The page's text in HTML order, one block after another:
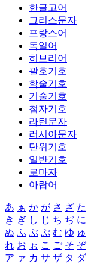
한글고어
그리스문자
프랑스어
독일어
히브리어
괄호기호
학술기호
기술기호
첨자기호
라틴문자
러시아문자
단위기호
일반기호
로마자
아랍어
あ ぁ か が さ ざ た
き ぎ し じ ち ぢ に
ぬ ふ ぶ ぷ む ゆ ゅ
れ お ぉ こ ご そ ぞ
ア ァ カ サ ザ タ ダ